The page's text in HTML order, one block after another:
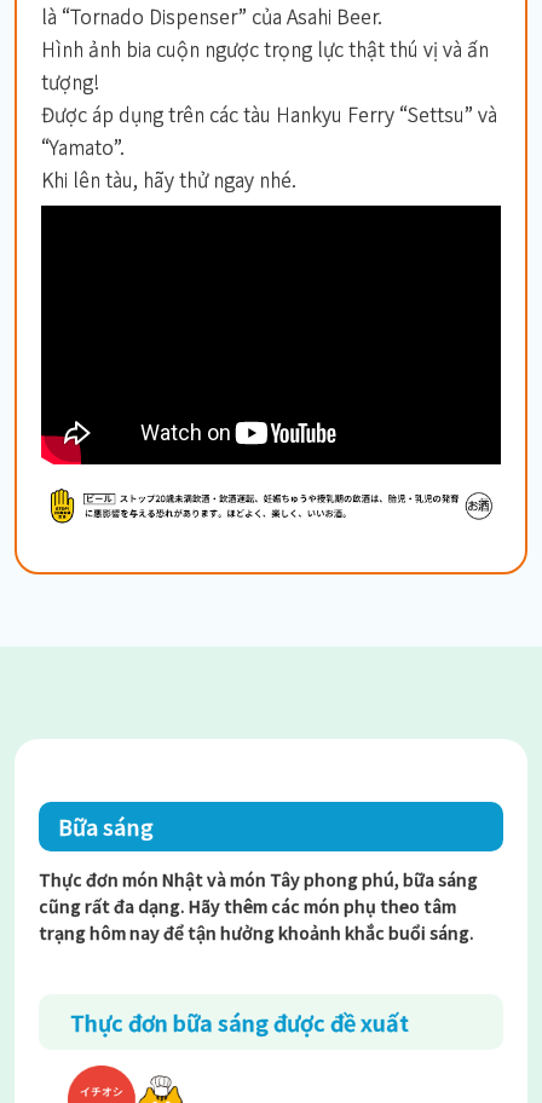
là “Tornado Dispenser” của Asahi Beer.
Hình ảnh bia cuộn ngược trọng lực thật thú vị và ấn
tượng!
Được áp dụng trên các tàu Hankyu Ferry “Settsu” và
“Yamato”.
Khi lên tàu, hãy thử ngay nhé.
Bữa sáng
Thực đơn món Nhật và món Tây phong phú, bữa sáng
cũng rất đa dạng. Hãy thêm các món phụ theo tâm
trạng hôm nay để tận hưởng khoảnh khắc buổi sáng.
Thực đơn bữa sáng được đề xuất